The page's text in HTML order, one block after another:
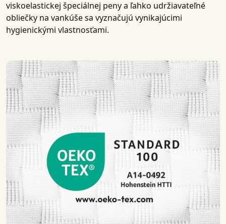
viskoelastickej špeciálnej penya ľahko udržiavateľné
obliečky na vankúšesa vyznačujú vynikajúcimi
hygienickými vlastnosťami.